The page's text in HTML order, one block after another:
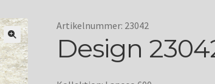
Artikelnummer: 23042
Design